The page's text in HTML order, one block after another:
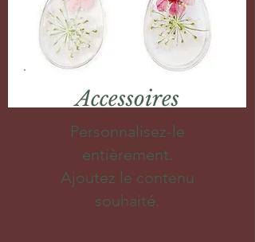
Accessoires
Personnalisez-le
entièrement.
Ajoutez le contenu
souhaité.